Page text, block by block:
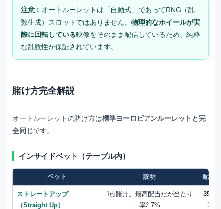
注意： オートルーレットは「自動式」であってRNG（乱
数生成）スロットではありません。 物理的なホイールが実
際に回転している映像をそのまま配信しているため、純粋
な乱数性が保証されています。
賭け方完全解説
オートルーレットの賭け方は標準ヨーロピアンルーレットと完
全同じです。
インサイドベット（テーブル内）
ベット 説明 配当
ストレートアップ
（Straight Up）
1点賭け。最高配当だが当たり
率2.7%
35 :
1